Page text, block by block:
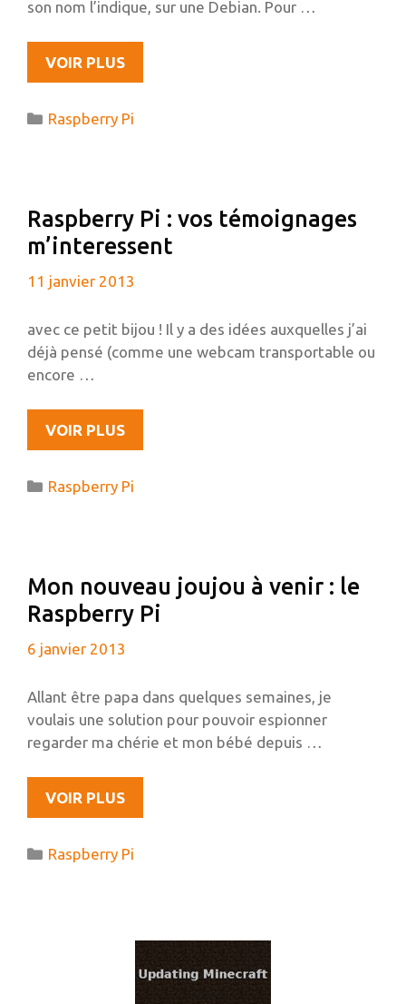
son nom l’indique, sur une Debian. Pour …
VOIR PLUSINSTALLATION
DE
SUR
À
PARTIR
Catégories
Raspberry Pi
Raspberry Pi : vos témoignages
m’interessent
11 janvier 2013
avec ce petit bijou ! Il y a des idées auxquelles j’ai
déjà pensé (comme une webcam transportable ou
encore …
VOIR PLUSRASPBERRY
PI
VOS
Catégories
Raspberry Pi
Mon nouveau joujou à venir : le
Raspberry Pi
6 janvier 2013
Allant être papa dans quelques semaines, je
voulais une solution pour pouvoir espionner
regarder ma chérie et mon bébé depuis …
VOIR PLUSMON
NOUVEAU
À
PI
Catégories
Raspberry Pi